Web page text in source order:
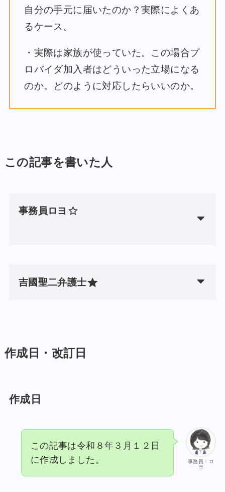
自分の手元に届いたのか？実際によくあ
るケース。
・実際は家族が使っていた。この場合プ
ロバイダ加入者はどういった立場になる
のか。どのように対応したらいいのか。
この記事を書いた人
事務員ロヨ
吉國聖二弁護士
作成日・改訂日
作成日
事務員：ロ
ヨ
この記事は令和８年３月１２日
に作成しました。